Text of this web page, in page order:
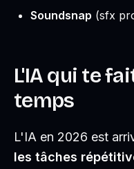
Soundsnap (sfx
L'IA qui te
temps
L'IA en 2026 est
les tâches